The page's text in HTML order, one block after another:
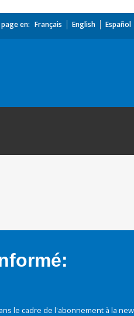
en: Français English Español
le cadre de l'abonnement à la